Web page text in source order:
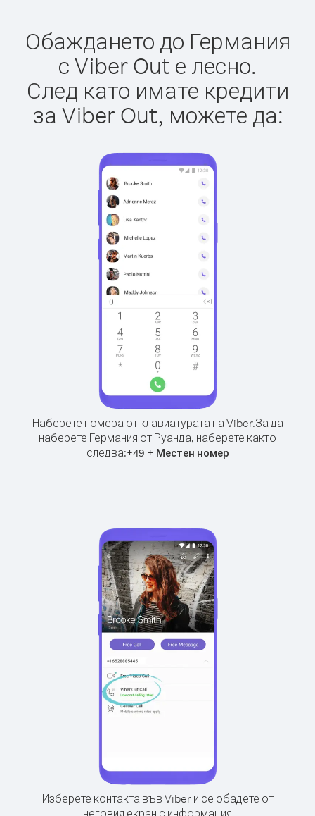
Обаждането до Германия
с Viber Out е лесно.
След като имате кредити
за Viber Out, можете да:
Наберете номера от клавиатурата на Viber.За да
наберете Германия от Руанда, наберете както
следва:+49 + Местен номер
Изберете контакта във Viber и се обадете от
неговия екран с информация